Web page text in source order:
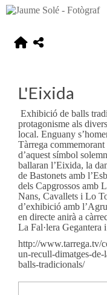
L'Eixida
Exhibició de balls
protagonisme als
local. Enguany
Tàrrega
d’aquest símbol
ballaran l’Eixida, la
de Bastonets amb
dels Capgrossos amb
Nans, Cavallets i Lo
d’exhibició amb
en directe anirà a
La Fal·lera Gegantera
http://www.tarrega.tv/
un-recull-dimatges-de-
balls-tradicionals/